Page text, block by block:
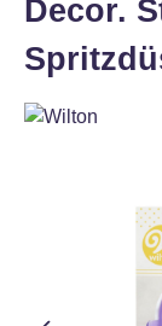
Decor.